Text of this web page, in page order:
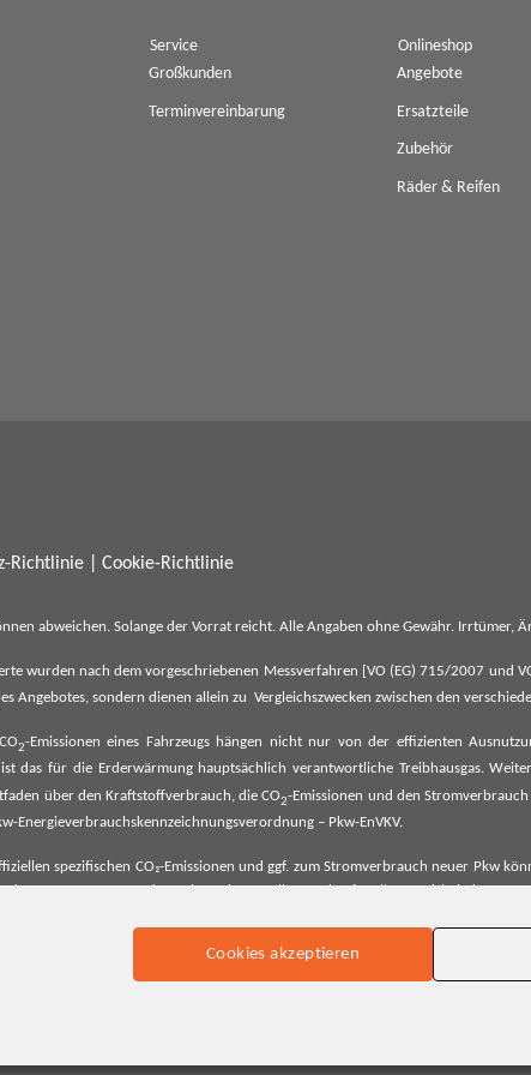
Cookies akzeptieren
Service
Großkunden
Terminvereinbarung
Onlineshop
Angebote
Ersatzteile
Zubehör
Räder & Reifen
Richtlinie Cookie-Richtlinie
abweichen. Solange der Vorrat reicht. Alle Angaben ohne Gewähr. Irrtümer,
wurden nach dem vorgeschriebenen Messverfahren [VO (EG) 715/2007 und
Angebotes, sondern dienen allein zu Vergleichszwecken zwischen den
2-Emissionen eines Fahrzeugs hängen nicht nur von der effizienten
ist das für die Erderwärmung hauptsächlich verantwortliche Treibhausgas.
über den Kraftstoffverbrauch, die CO2-Emissionen und den
– Pkw-EnVKV.
spezifischen CO₂-Emissionen und ggf. zum Stromverbrauch neuer Pkw
Pkw entnommen werden. Dieser ist an allen Verkaufsstellen und bei der